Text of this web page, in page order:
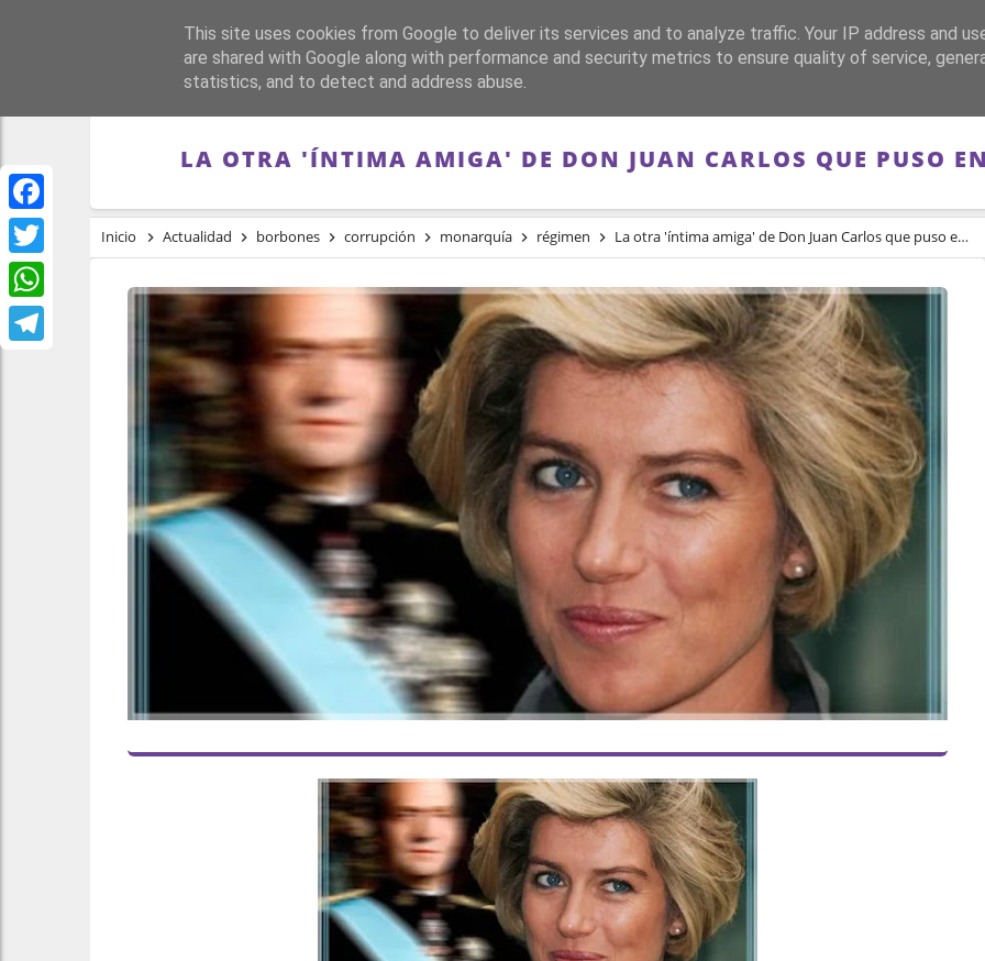
Facebook
Twitter
WhatsApp
PORTADA REPÚBLICA FRANQUISMO GUERRA DE ESPAÑA MEMORIA
LA OTRA 'ÍNTIMA AMIGA' DE DON JUAN CARLOS QUE PUSO
Inicio Actualidad borbones corrupción monarquía régimen La otra 'íntima amiga' de Don Juan Carlos que puso en jaque a la Casa Real
This site uses cookies from Google to deliver its services and to analyze traffic. Your IP address and
are shared with Google along with performance and security metrics to ensure quality of service,
statistics, and to detect and address abuse.